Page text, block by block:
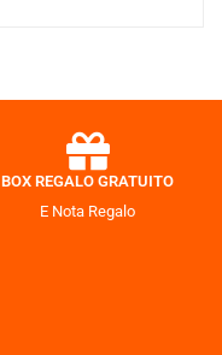
BOX REGALO GRATUITO
E Nota Regalo